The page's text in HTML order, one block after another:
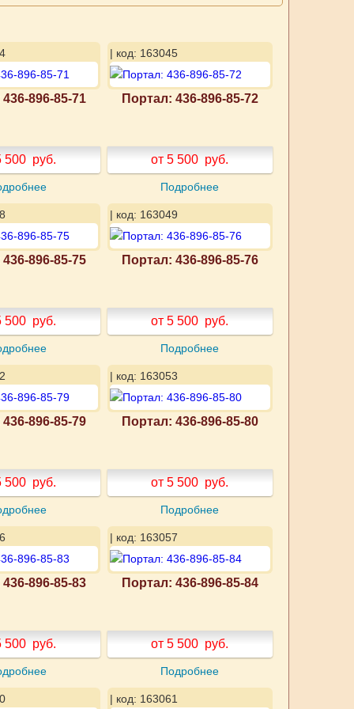
896-85-71
500 руб.
| код: 163045
Портал: 436-896-85-72
от 5 500 руб.
Подробнее
896-85-75
500 руб.
| код: 163049
Портал: 436-896-85-76
от 5 500 руб.
Подробнее
896-85-79
500 руб.
| код: 163053
Портал: 436-896-85-80
от 5 500 руб.
Подробнее
896-85-83
500 руб.
| код: 163057
Портал: 436-896-85-84
от 5 500 руб.
Подробнее
| код: 163061